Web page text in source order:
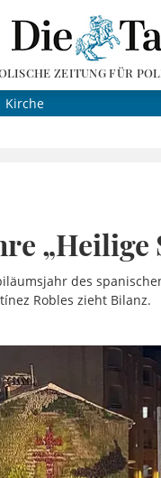
ZEITUNG FÜR
Kirche
„Heilige
des
Robles zieht Bilanz.